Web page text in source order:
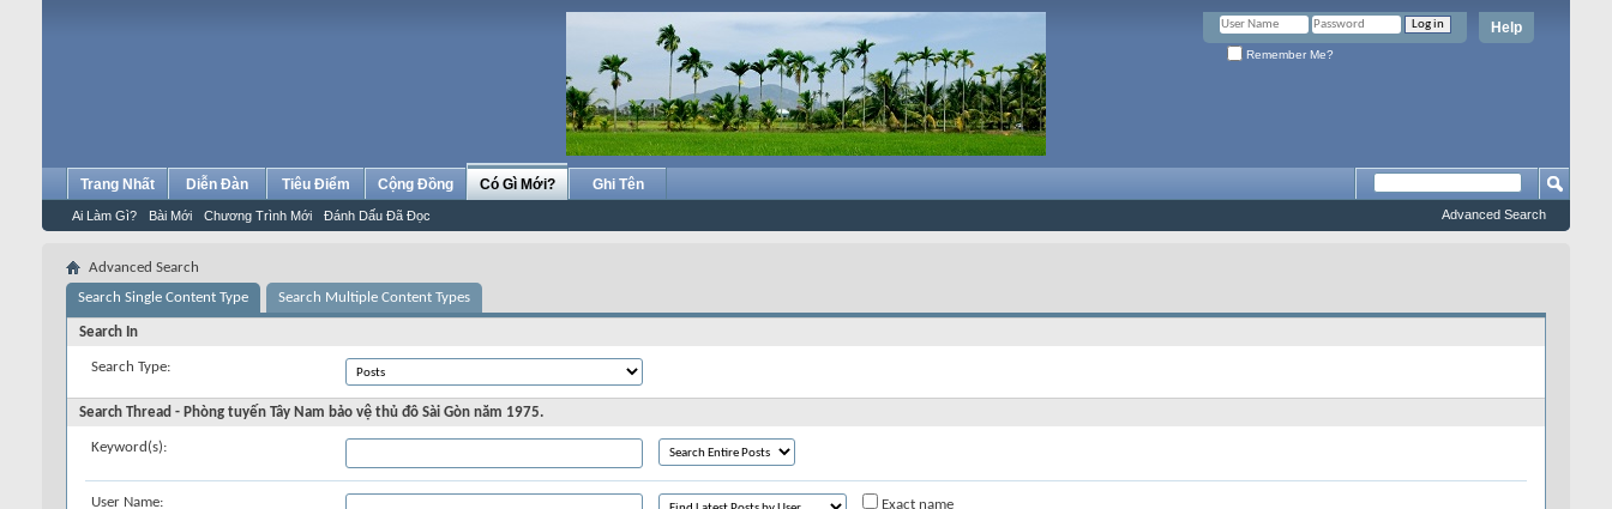
Help
Remember Me?
Trang Nhất Diễn Đàn Tiêu Điểm Cộng Đồng Có Gì Mới?
Ai Làm Gì? Bài Mới Chương Trình Mới Đánh Dấu Đã Đọc
Ghi Tên
Advanced Search
Advanced Search
Search Single Content Type
Search Multiple Content Types
Search In
Search Type:
Search Thread - Phòng tuyến Tây Nam bảo vệ thủ đô Sài Gòn năm 1975.
Keyword(s):
User Name: Exact name